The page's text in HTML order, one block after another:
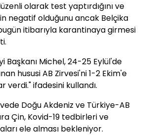
olarak test yaptırdığını ve
negatif olduğunu ancak Belçika
itibarıyla karantinaya girmesi
Başkanı Michel, 24-25 Eylül'de
hususi AB Zirvesi'ni 1-2 Ekim'e
ifadesini kullandı.
Doğu Akdeniz ve Türkiye-AB
Çin, Kovid-19 tedbirleri ve
ele alması bekleniyor.